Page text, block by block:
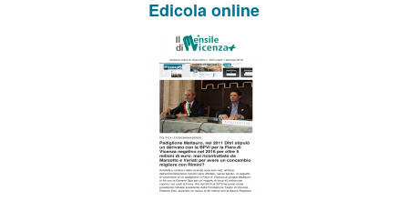
Edicola online